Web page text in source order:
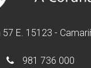
E. 15123 -
981 736 000